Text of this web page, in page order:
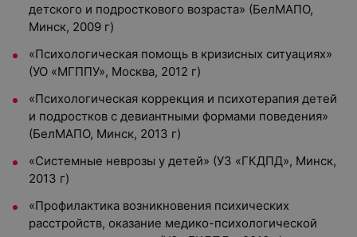
детского и подросткового возраста» (БелМАПО,
Минск, 2009 г)
«Психологическая помощь в кризисных ситуациях»
(УО «МГППУ», Москва, 2012 г)
«Психологическая коррекция и психотерапия детей
и подростков с девиантными формами поведения»
(БелМАПО, Минск, 2013 г)
«Системные неврозы у детей» (УЗ «ГКДПД», Минск,
2013 г)
«Профилактика возникновения психических
расстройств, оказание медико-психологической